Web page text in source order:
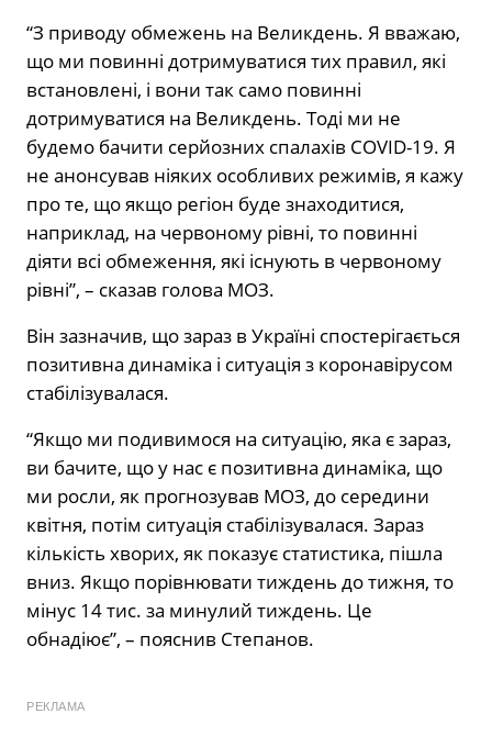
“З приводу обмежень на Великдень. Я вважаю,
що ми повинні дотримуватися тих правил, які
встановлені, і вони так само повинні
дотримуватися на Великдень. Тоді ми не
будемо бачити серйозних спалахів COVID-19. Я
не анонсував ніяких особливих режимів, я кажу
про те, що якщо регіон буде знаходитися,
наприклад, на червоному рівні, то повинні
діяти всі обмеження, які існують в червоному
рівні”, – сказав голова МОЗ.
Він зазначив, що зараз в Україні спостерігається
позитивна динаміка і ситуація з коронавірусом
стабілізувалася.
“Якщо ми подивимося на ситуацію, яка є зараз,
ви бачите, що у нас є позитивна динаміка, що
ми росли, як прогнозував МОЗ, до середини
квітня, потім ситуація стабілізувалася. Зараз
кількість хворих, як показує статистика, пішла
вниз. Якщо порівнювати тиждень до тижня, то
мінус 14 тис. за минулий тиждень. Це
обнадіює”, – пояснив Степанов.
РЕКЛАМА